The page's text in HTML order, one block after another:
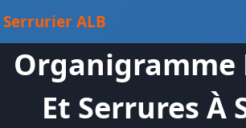
au
contenu
Serrurier ALB
Organigramme
Et Serrures À